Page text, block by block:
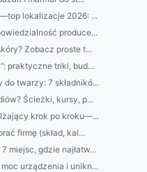
lokalizacje 2026: ...
produce...
Zobacz proste t...
praktyczne triki, bud...
twarzy: 7 składnikó...
Ścieżki, kursy, p...
krok po kroku—...
firmę (skład, kal...
miejsc, gdzie najłatw...
urządzenia i unikn...